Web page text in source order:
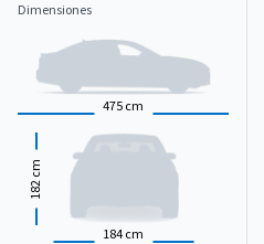
Dimensiones
475 cm
184 cm
182
cm